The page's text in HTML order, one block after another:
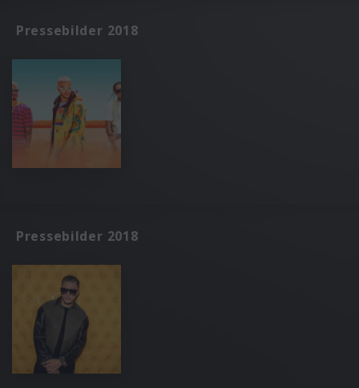
Pressebilder 2018
Pressebilder 2018